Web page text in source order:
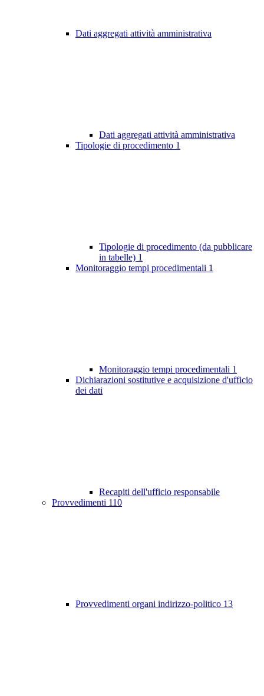
Dati aggregati attività amministrativa
Dati aggregati attività amministrativa
Tipologie di procedimento 1
Tipologie di procedimento (da pubblicare
in tabelle) 1
Monitoraggio tempi procedimentali 1
Monitoraggio tempi procedimentali 1
Dichiarazioni sostitutive e acquisizione d'ufficio
dei dati
Recapiti dell'ufficio responsabile
Provvedimenti 110
Provvedimenti organi indirizzo-politico 13